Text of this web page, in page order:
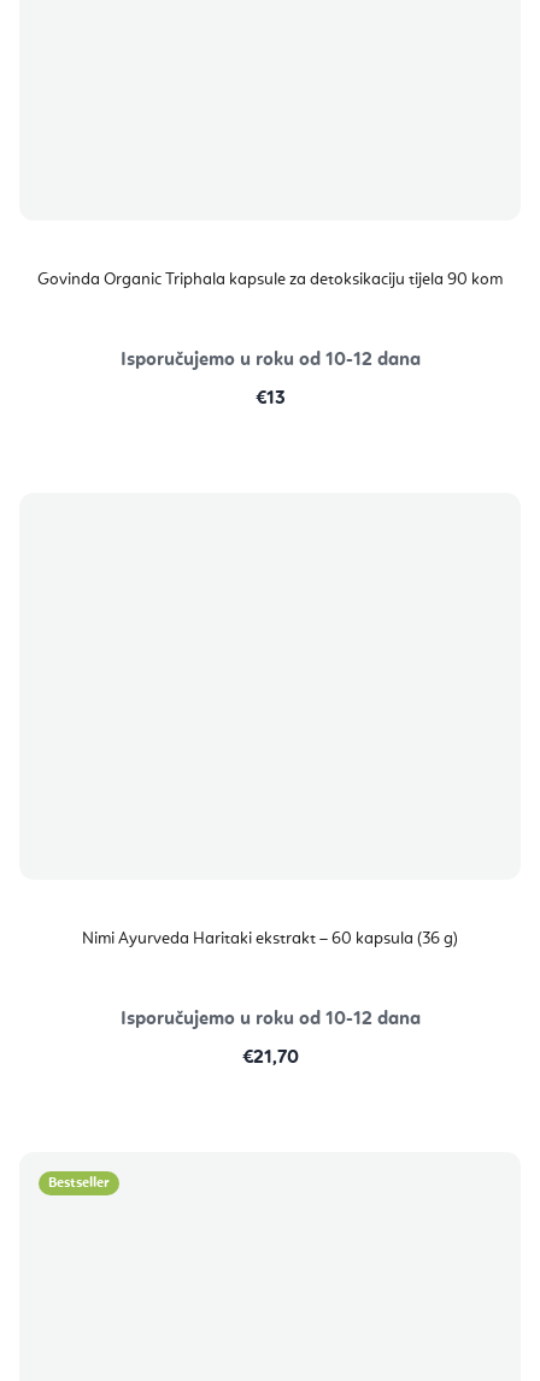
Govinda Organic Triphala kapsule za detoksikaciju tijela 90 kom
Isporučujemo u roku od 10-12 dana
€13
Nimi Ayurveda Haritaki ekstrakt – 60 kapsula (36 g)
Isporučujemo u roku od 10-12 dana
€21,70
Bestseller